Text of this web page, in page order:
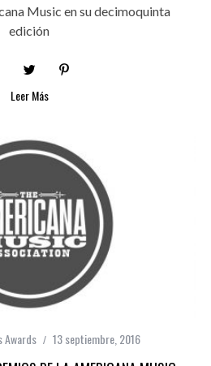
Music en su decimoquinta
edición
Leer Más
Awards 13 septiembre, 2016